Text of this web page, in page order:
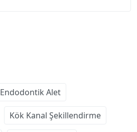
Endodontik Alet
Kök Kanal Şekillendirme